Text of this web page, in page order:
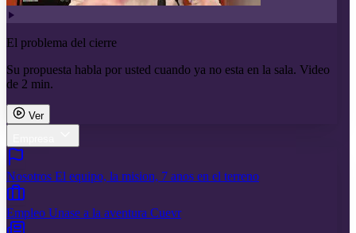
El problema del cierre
Su propuesta habla por usted cuando ya no esta en la sala. Video
de 2 min.
Ver
Nosotros El equipo, la mision, 7 anos en el terreno
Empleo Unase a la aventura Cuevr